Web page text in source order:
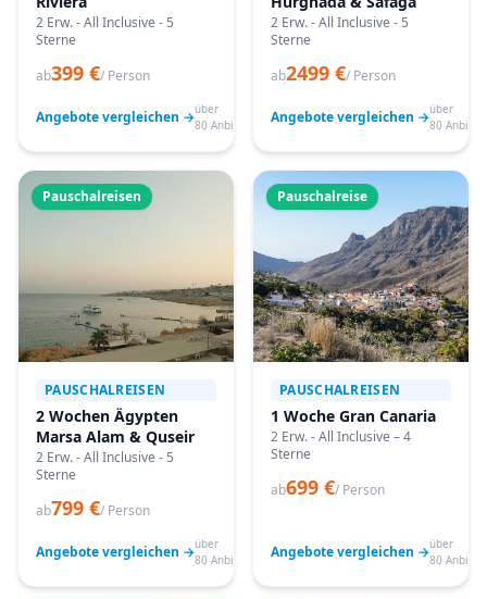
2 Erw. - All Inclusive - 5
Sterne
ab399 €/ Person
Angebote vergleichen →über
80 Anbieter
2 Erw. - All Inclusive - 5
Sterne
ab2499 €/ Person
Angebote vergleichen →über
80
Pauschalreisen
PAUSCHALREISEN
2 Wochen Ägypten
Marsa Alam & Quseir
2 Erw. - All Inclusive - 5
Sterne
ab799 €/ Person
Angebote vergleichen →über
80 Anbieter
Pauschalreise
PAUSCHALREISEN
1 Woche Gran Canaria
2 Erw. - All Inclusive – 4
Sterne
ab699 €/ Person
Angebote vergleichen →über
80